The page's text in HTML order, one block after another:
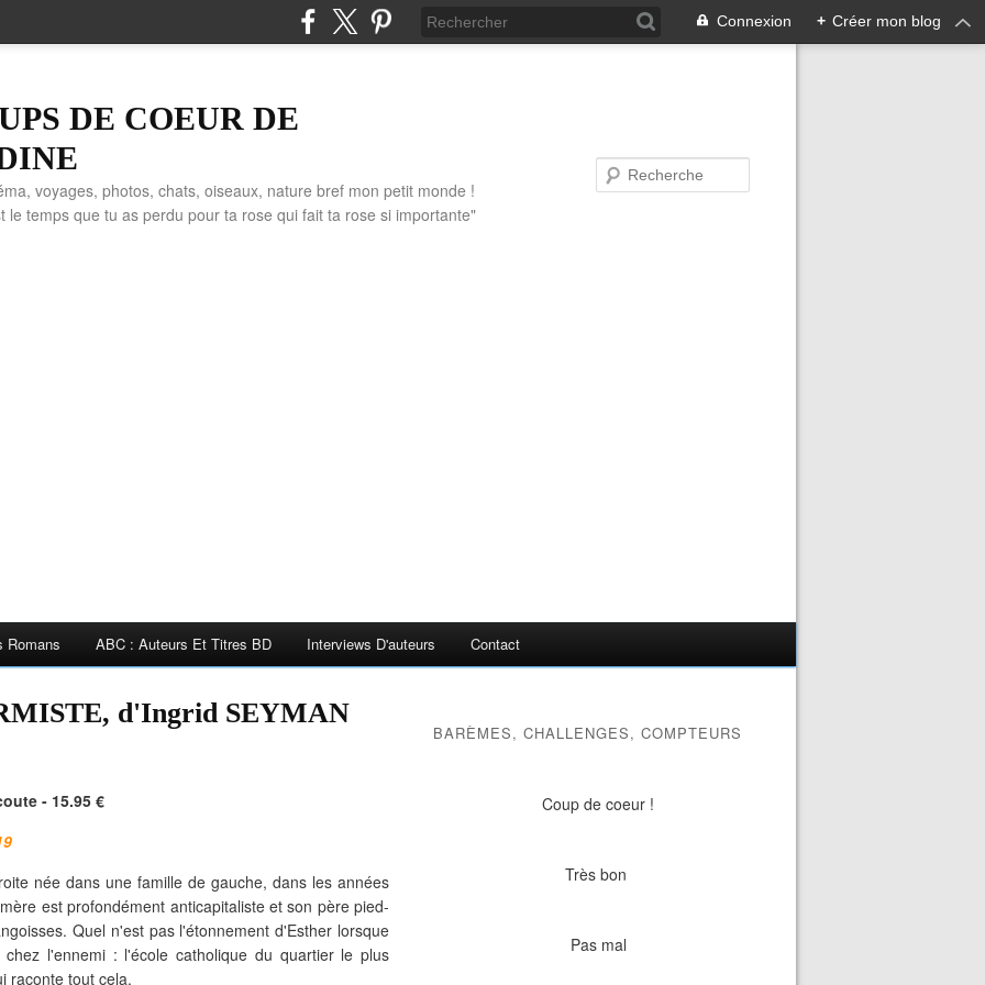
Connexion + Créer mon blog
DE COEUR DE
voyages, photos, chats, oiseaux, nature bref mon petit monde !
le temps que tu as perdu pour ta rose qui fait ta rose si importante"
Romans ABC : Auteurs Et Titres BD Interviews D'auteurs Contact
d'Ingrid SEYMAN
- 15.95 €
née dans une famille de gauche, dans les années
est profondément anticapitaliste et son père pied-
Quel n'est pas l'étonnement d'Esther lorsque
l'ennemi : l'école catholique du quartier le plus
raconte tout cela.
BARÈMES, CHALLENGES, COMPTEURS
Coup de coeur !
Très bon
Pas mal